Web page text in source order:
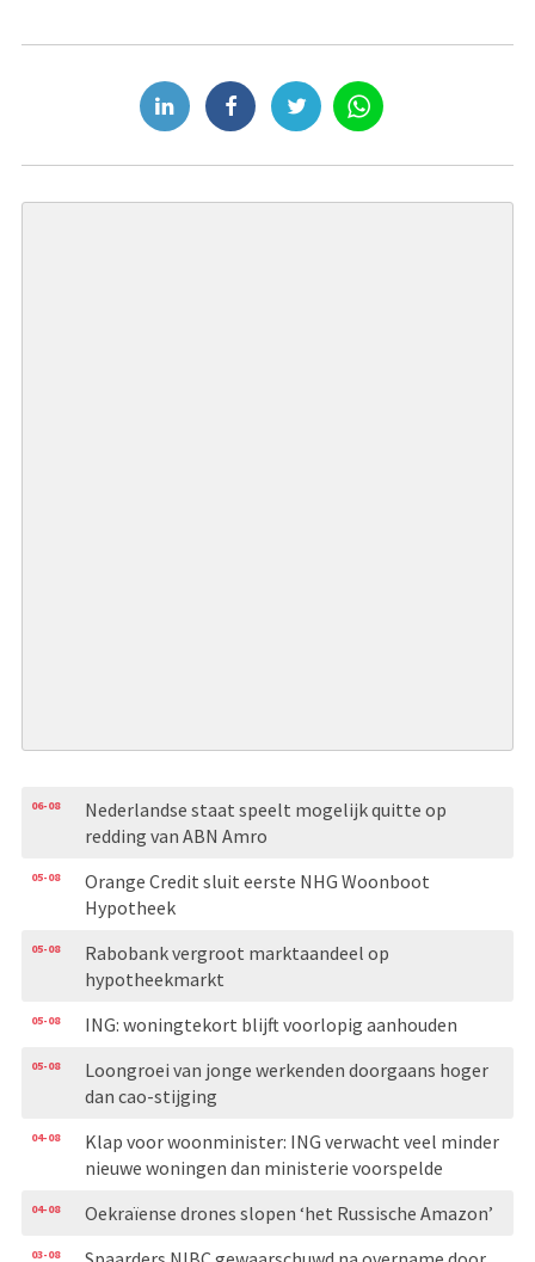
06-08
Nederlandse staat speelt mogelijk quitte op
redding van ABN Amro
05-08
Orange Credit sluit eerste NHG Woonboot
Hypotheek
05-08
Rabobank vergroot marktaandeel op
hypotheekmarkt
05-08 ING: woningtekort blijft voorlopig aanhouden
05-08
Loongroei van jonge werkenden doorgaans hoger
dan cao-stijging
04-08
Klap voor woonminister: ING verwacht veel minder
nieuwe woningen dan ministerie voorspelde
04-08 Oekraïense drones slopen ‘het Russische Amazon’
03-08